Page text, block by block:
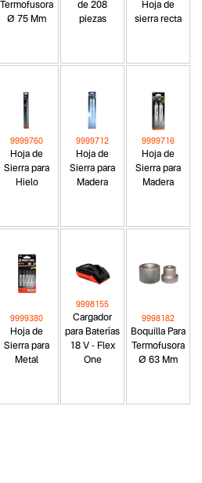
Termofusora
Ø 75 Mm
de 208
piezas
Hoja de
sierra recta
Hoja de
Sierra para
Hielo
9999760
Hoja de
Sierra para
Madera
9999712
Hoja de
Sierra para
Madera
9999716
Hoja de
Sierra para
Metal
9999380
Cargador
para Baterías
18 V - Flex
One
9998155
Boquilla Para
Termofusora
Ø 63 Mm
9998182